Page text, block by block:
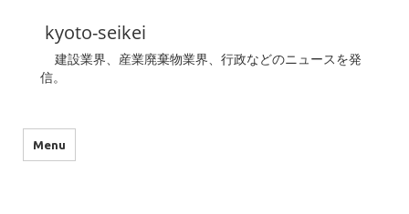
kyoto-seikei
建設業界、産業廃棄物業界、行政などのニュースを発
信。
Menu